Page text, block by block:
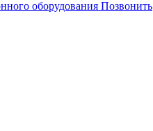
Позвонить